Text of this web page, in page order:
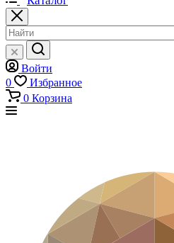
Войти
0
Избранное
0 Корзина